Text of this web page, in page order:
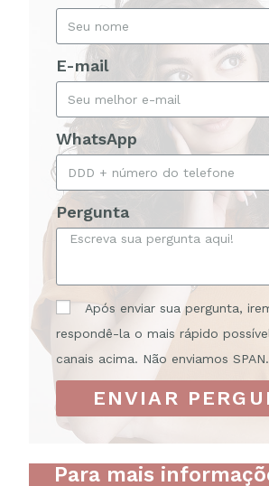
E-mail
WhatsApp
Pergunta
Após enviar sua pergunta,
respondê-la o mais rápido
canais acima. Não enviamos SPAN.
ENVIAR
Para mais